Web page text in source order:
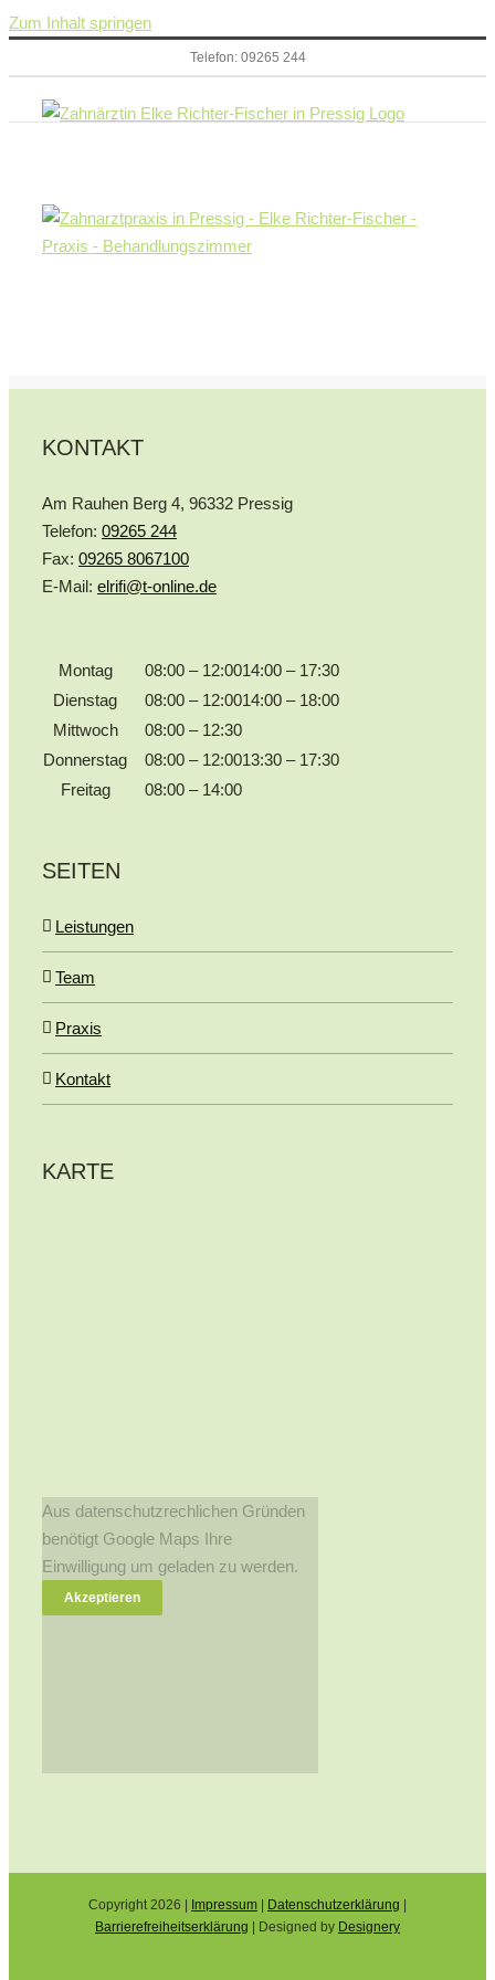
Zum Inhalt springen
Telefon: 09265 244
KONTAKT
Am Rauhen Berg 4, 96332 Pressig
Telefon: 09265 244
Fax: 09265 8067100
E-Mail: elrifi@t-online.de
Montag 08:00 – 12:0014:00 – 17:30
Dienstag
08:00 – 12:0014:00 – 18:00
Mittwoch
08:00 – 12:30
Donnerstag
08:00 – 12:0013:30 – 17:30
Freitag
08:00 – 14:00
SEITEN
Leistungen
Team
Praxis
Kontakt
KARTE
Aus datenschutzrechlichen Gründen
benötigt Google Maps Ihre
Einwilligung um geladen zu werden.
Akzeptieren
Copyright2026 | Impressum Datenschutzerklärung
Barrierefreiheitserklärung | Designed by Designery